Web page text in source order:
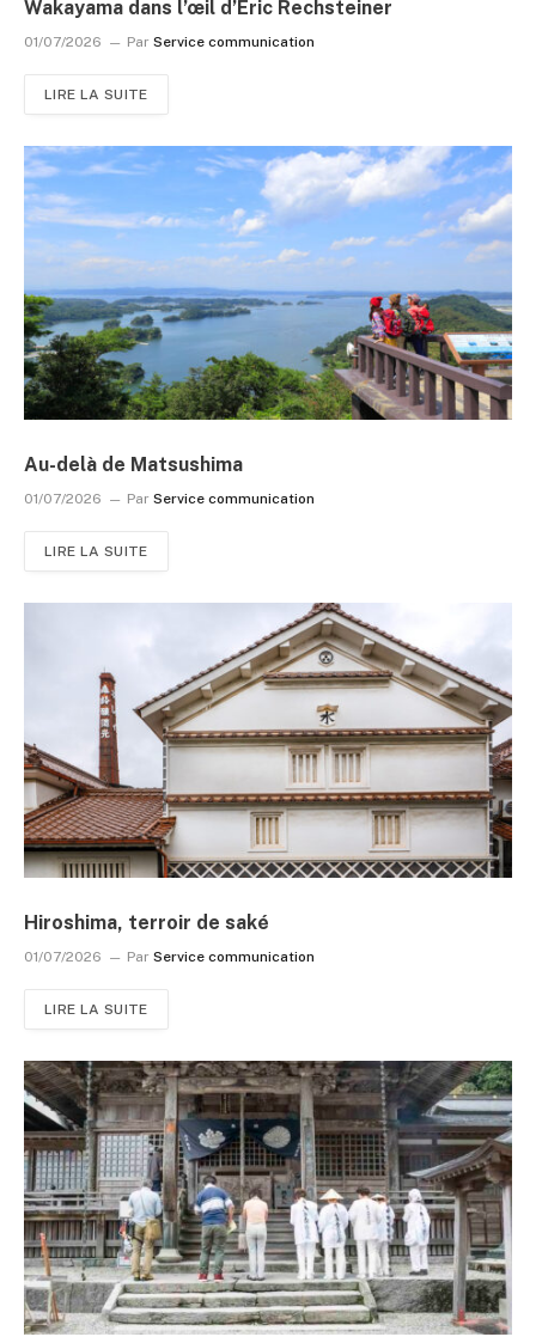
Wakayama dans l’œil d’Eric Rechsteiner
01/07/2026 Par Service communication
LIRE LA SUITE
Au-delà de Matsushima
01/07/2026 Par Service communication
LIRE LA SUITE
Hiroshima, terroir de saké
01/07/2026 Par Service communication
LIRE LA SUITE